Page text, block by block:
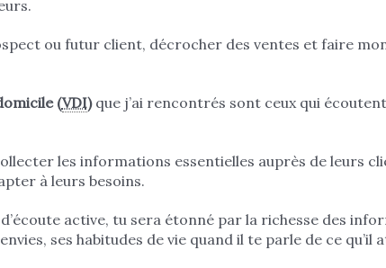
ou futur client, décrocher des ventes et faire
(VDI) que j’ai rencontrés sont ceux qui
les informations essentielles auprès de leurs
à leurs besoins.
active, tu sera étonné par la richesse des
ses habitudes de vie quand il te parle de ce